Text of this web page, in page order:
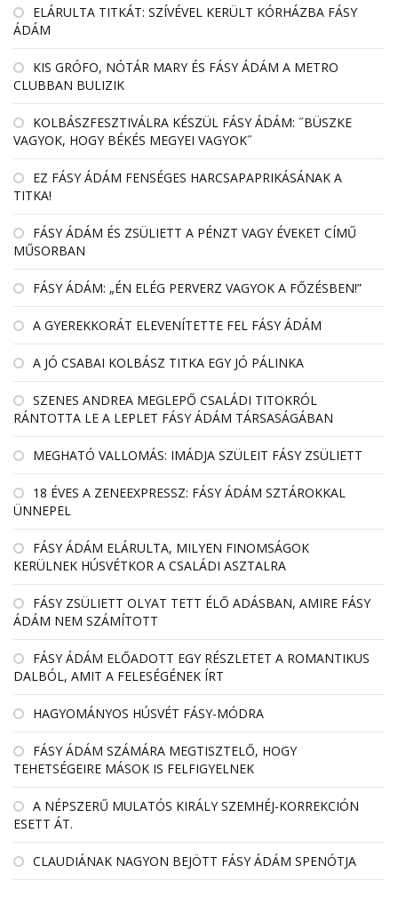
EL­ÁRULTA TIT­KÁT: SZÍ­VÉ­VEL KE­RÜLT KÓR­HÁZBA FÁSY
ÁDÁM
KIS GRÓFO, NÓTÁR MARY ÉS FÁSY ÁDÁM A METRO
CLUBBAN BULIZIK
KOLBÁSZFESZTIVÁLRA KÉSZÜL FÁSY ÁDÁM: ˝BÜSZKE
VAGYOK, HOGY BÉKÉS MEGYEI VAGYOK˝
EZ FÁSY ÁDÁM FENSÉGES HARCSAPAPRIKÁSÁNAK A
TITKA!
FÁSY ÁDÁM ÉS ZSÜLIETT A PÉNZT VAGY ÉVEKET CÍMŰ
MŰSORBAN
FÁSY ÁDÁM: „ÉN ELÉG PERVERZ VAGYOK A FŐZÉSBEN!”
A GYEREKKORÁT ELEVENÍTETTE FEL FÁSY ÁDÁM
A JÓ CSABAI KOLBÁSZ TITKA EGY JÓ PÁLINKA
SZENES ANDREA MEGLEPŐ CSALÁDI TITOKRÓL
RÁNTOTTA LE A LEPLET FÁSY ÁDÁM TÁRSASÁGÁBAN
MEGHATÓ VALLOMÁS: IMÁDJA SZÜLEIT FÁSY ZSÜLIETT
18 ÉVES A ZENEEXPRESSZ: FÁSY ÁDÁM SZTÁROKKAL
ÜNNEPEL
FÁSY ÁDÁM ELÁRULTA, MILYEN FINOMSÁGOK
KERÜLNEK HÚSVÉTKOR A CSALÁDI ASZTALRA
FÁSY ZSÜLIETT OLYAT TETT ÉLŐ ADÁSBAN, AMIRE FÁSY
ÁDÁM NEM SZÁMÍTOTT
FÁSY ÁDÁM ELŐADOTT EGY RÉSZLETET A ROMANTIKUS
DALBÓL, AMIT A FELESÉGÉNEK ÍRT
HAGYOMÁNYOS HÚSVÉT FÁSY-MÓDRA
FÁSY ÁDÁM SZÁMÁRA MEGTISZTELŐ, HOGY
TEHETSÉGEIRE MÁSOK IS FELFIGYELNEK
A NÉPSZERŰ MULATÓS KIRÁLY SZEMHÉJ-KORREKCIÓN
ESETT ÁT.
CLAUDIÁNAK NAGYON BEJÖTT FÁSY ÁDÁM SPENÓTJA